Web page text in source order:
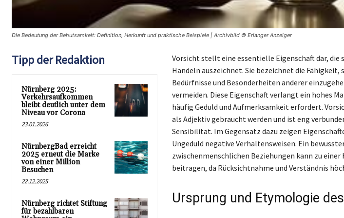
Die Bedeutung der Behutsamkeit: Definition, Herkunft und praktische Beispiele | Archivbild © Erlanger Anzeiger
Tipp der Redaktion
Nürnberg 2025:
Verkehrsaufkommen
bleibt deutlich unter dem
Niveau vor Corona
23.01.2026
NürnbergBad erreicht
2025 erneut die Marke
von einer Million
Besuchen
22.12.2025
Nürnberg richtet Stiftung
für bezahlbaren
Vorsicht stellt eine essentielle Eigenschaft dar, die
Handeln auszeichnet. Sie bezeichnet die Fähigkeit,
Bedürfnisse und Besonderheiten anderer
vermeiden. Diese Eigenschaft verlangt ein hohes
häufig Geduld und Aufmerksamkeit erfordert.
als Adjektiv gebraucht werden und ist eng
Sensibilität. Im Gegensatz dazu zeigen
Ungeduld negative Verhaltensweisen. Ein
zwischenmenschlichen Beziehungen kann zu
beitragen, da Rücksichtnahme und Verständnis
Ursprung und Etymologie